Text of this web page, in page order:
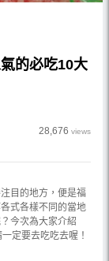
的必吃10大
28,676 views
目的地方，便是福
式各樣不同的當地
今次為大家介紹
定要去吃吃去喔！